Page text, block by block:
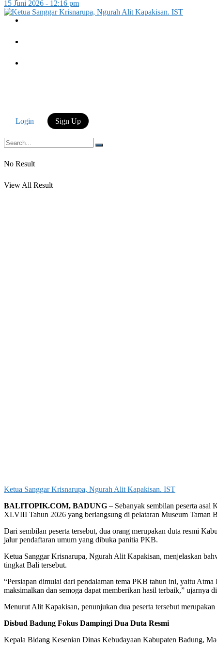
Login Sign Up
No Result
View All Result
15 Juni 2026 - 12:16 pm
Ketua Sanggar Krisnarupa, Ngurah Alit Kapakisan. IST
BALITOPIK.COM, BADUNG – Sebanyak sembilan peserta
XLVIII Tahun 2026 yang berlangsung di pelataran Museum Taman
Dari sembilan peserta tersebut, dua orang merupakan duta resmi
jalur pendaftaran umum yang dibuka panitia PKB.
Ketua Sanggar Krisnarupa, Ngurah Alit Kapakisan, menjelaskan
tingkat Bali tersebut.
“Persiapan dimulai dari pendalaman tema PKB tahun ini, yaitu
maksimalkan dan semoga dapat memberikan hasil terbaik,” ujarnya
Menurut Alit Kapakisan, penunjukan dua peserta tersebut
Disbud Badung Fokus Dampingi Dua Duta Resmi
Kepala Bidang Kesenian Dinas Kebudayaan Kabupaten Badung,